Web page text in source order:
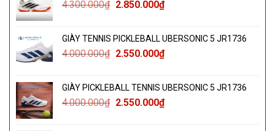
4.300.000₫ Giá
4.300.000₫.
2.850.000₫Giá
là:
2.850.000₫.
GIÀY TENNIS PICKLEBALL UBERSONIC 5 JR1736
4.000.000₫ Giá
4.000.000₫.
2.550.000₫Giá
là:
2.550.000₫.
GIÀY PICKLEBALL TENNIS UBERSONIC 5 JR1736
4.000.000₫ Giá
2.550.000₫Giá